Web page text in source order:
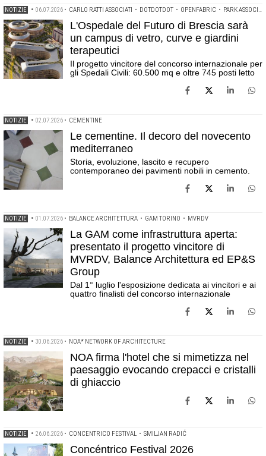
NOTIZIE • 06.07.2026 • CARLO RATTI ASSOCIATI • DOTDOTDOT • OPENFABRIC • PARK ASSOCIATI
L'Ospedale del Futuro di Brescia sarà
un campus di vetro, curve e giardini
terapeutici
Il progetto vincitore del concorso internazionale per
gli Spedali Civili: 60.500 mq e oltre 745 posti letto
NOTIZIE • 02.07.2026 • CEMENTINE
Le cementine. Il decoro del novecento
mediterraneo
Storia, evoluzione, lascito e recupero
contemporaneo dei pavimenti nobili in cemento.
NOTIZIE • 01.07.2026 • BALANCE ARCHITETTURA • GAM TORINO • MVRDV
La GAM come infrastruttura aperta:
presentato il progetto vincitore di
MVRDV, Balance Architettura ed EP&S
Group
Dal 1° luglio l'esposizione dedicata ai vincitori e ai
quattro finalisti del concorso internazionale
NOTIZIE • 30.06.2026 • NOA* NETWORK OF ARCHITECTURE
NOA firma l'hotel che si mimetizza nel
paesaggio evocando crepacci e cristalli
di ghiaccio
NOTIZIE • 26.06.2026 • CONCENTRICO FESTIVAL • SMILJAN RADIĆ
Concéntrico Festival 2026